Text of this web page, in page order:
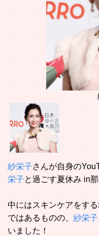
紗栄子さんが自身の
栄子と過ごす夏休み in
中にはスキンケアをす
ではあるものの、 紗栄子
いました！